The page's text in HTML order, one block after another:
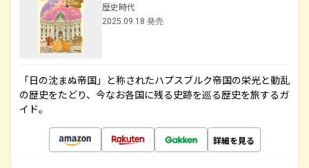
歴史時代
2025.09.18 発売
「日の沈まぬ帝国」と称されたハプスブルク帝国の栄光と動乱
の歴史をたどり、今なお各国に残る史跡を巡る歴史を旅するガ
イド。
詳細を見る